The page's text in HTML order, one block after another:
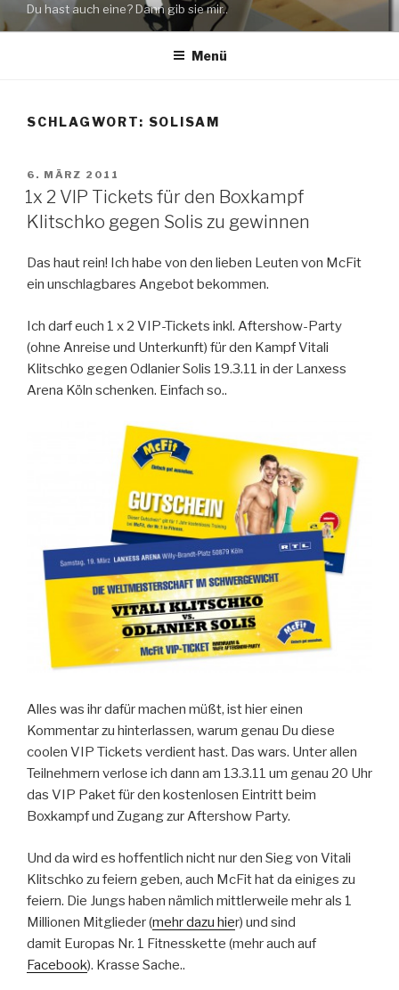
springenDu hast auch eine? Dann gib sie mir..
Menü
SCHLAGWORT: SOLISAM
VERÖFFENTLICHT
AM
6. MÄRZ 2011
1x 2 VIP Tickets für den Boxkampf
Klitschko gegen Solis zu gewinnen
Das haut rein! Ich habe von den lieben Leuten von McFit
ein unschlagbares Angebot bekommen.
Ich darf euch 1 x 2 VIP-Tickets inkl. Aftershow-Party
(ohne Anreise und Unterkunft) für den Kampf Vitali
Klitschko gegen Odlanier Solis 19.3.11 in der Lanxess
Arena Köln schenken. Einfach so..
Alles was ihr dafür machen müßt, ist hier einen
Kommentar zu hinterlassen, warum genau Du diese
coolen VIP Tickets verdient hast. Das wars. Unter allen
Teilnehmern verlose ich dann am 13.3.11 um genau 20 Uhr
das VIP Paket für den kostenlosen Eintritt beim
Boxkampf und Zugang zur Aftershow Party.
Und da wird es hoffentlich nicht nur den Sieg von Vitali
Klitschko zu feiern geben, auch McFit hat da einiges zu
feiern. Die Jungs haben nämlich mittlerweile mehr als 1
Millionen Mitglieder (mehr dazu hier) und sind
damit Europas Nr. 1 Fitnesskette (mehr auch auf
Facebook). Krasse Sache..